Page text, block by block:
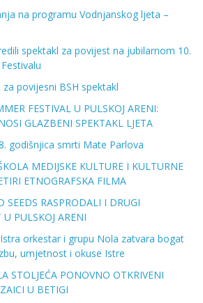
na programu Vodnjanskog ljeta –
spektakl za povijest na jubilarnom 10.
povijesni BSH spektakl
FESTIVAL U PULSKOJ ARENI:
GLAZBENI SPEKTAKL LJETA
godišnjica smrti Mate Parlova
MEDIJSKE KULTURE I KULTURNE
ETNOGRAFSKA FILMA
SEEDS RASPRODALI I DRUGI
U PULSKOJ ARENI
orkestar i grupu Nola zatvara bogat
umjetnost i okuse Istre
STOLJEĆA PONOVNO OTKRIVENI
U BETIGI